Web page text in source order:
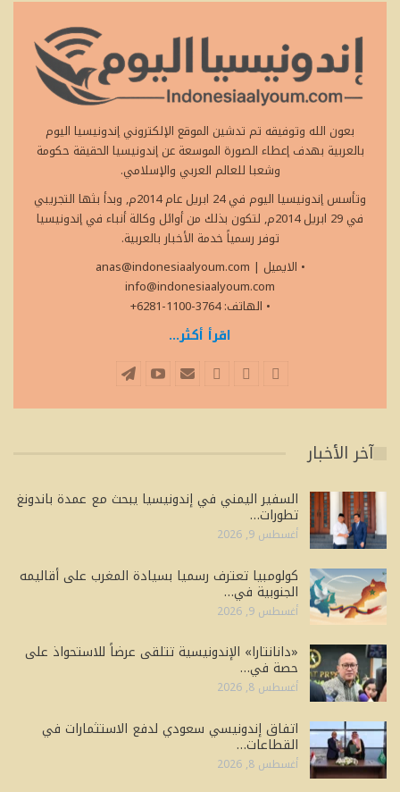
بعون الله وتوفيقه تم تدشين الموقع الإلكتروني إندونيسيا اليوم
بالعربية بهدف إعطاء الصورة الموسعة عن إندونيسيا الحقيقة حكومة
وشعبا للعالم العربي والإسلامي.
وتأسس إندونيسيا اليوم في 24 ابريل عام 2014م, وبدأ بثها التجريبي
في 29 ابريل 2014م, لتكون بذلك من أوائل وكالة أنباء في إندونيسيا
توفر رسمياً خدمة الأخبار بالعربية.
• الايميل
anas@indonesiaalyoum.com |
info@indonesiaalyoum.com
• الهاتف: 3764-1100-6281+
اقرأ أكثر...
آخر الأخبار
السفير اليمني في إندونيسيا يبحث مع عمدة باندونغ
تطورات…
أغسطس 9, 2026
كولومبيا تعترف رسميا بسيادة المغرب على أقاليمه
الجنوبية في…
أغسطس 9, 2026
«دانانتارا» الإندونيسية تتلقى عرضاً للاستحواذ على
حصة في…
أغسطس 8, 2026
اتفاق إندونيسي سعودي لدفع الاستثمارات في
القطاعات…
أغسطس 8, 2026